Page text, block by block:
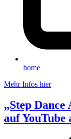
home
Mehr Infos hier
„Step
auf YouTube